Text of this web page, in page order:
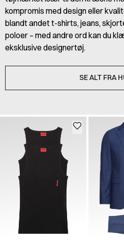
kompromis med design eller
blandt andet t-shirts, jeans,
poloer – med andre ord kan du
eksklusive designertøj.
SE ALT FRA